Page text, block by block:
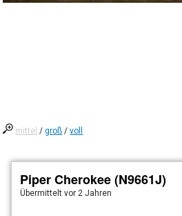
mittel /groß /voll
Piper Cherokee (N9661J)
Übermitteltvor 2 Jahren